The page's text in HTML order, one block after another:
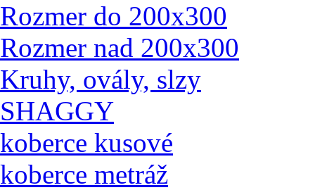
Rozmer do 200x300
Rozmer nad 200x300
Kruhy, ovály, slzy
SHAGGY
koberce kusové
koberce metráž